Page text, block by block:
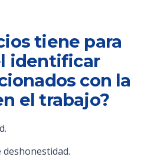
tiene para
identificar
con la
el trabajo?
deshonestidad.